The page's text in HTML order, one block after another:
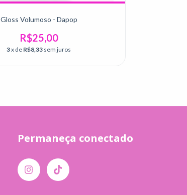
Gloss Volumoso - Dapop
R$25,00
3x de R$8,33 sem juros
Permaneça conectado